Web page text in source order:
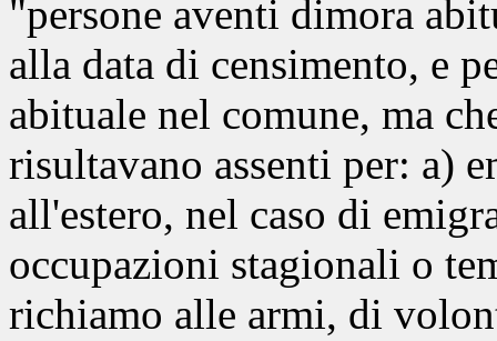
"persone aventi dimora
alla data di censimento, e
abituale nel comune, ma
risultavano assenti per: a)
all'estero, nel caso di
occupazioni stagionali o
richiamo alle armi, di